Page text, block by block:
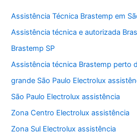
Assistência Técnica Brastemp em
Assistência técnica e autorizada
Brastemp SP
Assistência técnica Brastemp perto
grande São Paulo Electrolux
São Paulo Electrolux assistência
Zona Centro Electrolux assistência
Zona Sul Electrolux assistência